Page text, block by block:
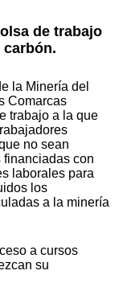
de trabajo
carbón.
la Minería del
Comarcas
trabajo a la que
no sean
financiadas con
laborales para
los
a la minería
a cursos
su